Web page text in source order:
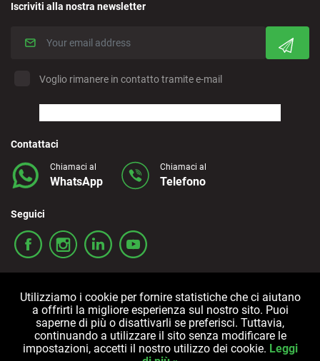
Iscriviti alla nostra newsletter
Voglio rimanere in contatto tramite e-mail
Contattaci
Chiamaci al
WhatsApp
Chiamaci al
Telefono
Seguici
Termini e condizioni Politica sulla privacy Cookies
Utilizziamo i cookie per fornire statistiche che ci aiutano
a offrirti la migliore esperienza sul nostro sito. Puoi
saperne di più o disattivarli se preferisci. Tuttavia,
continuando a utilizzare il sito senza modificare le
impostazioni, accetti il nostro utilizzo dei cookie. Leggi